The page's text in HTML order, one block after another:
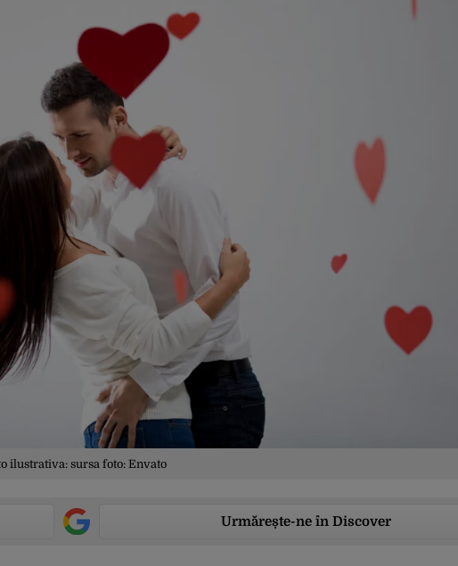
ilustrativa: sursa foto: Envato
Urmărește-ne în Discover